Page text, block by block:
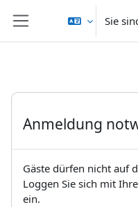
Website-Übersicht
Sie
Anmeldung
Gäste dürfen nicht auf
Loggen Sie sich mit
ein.